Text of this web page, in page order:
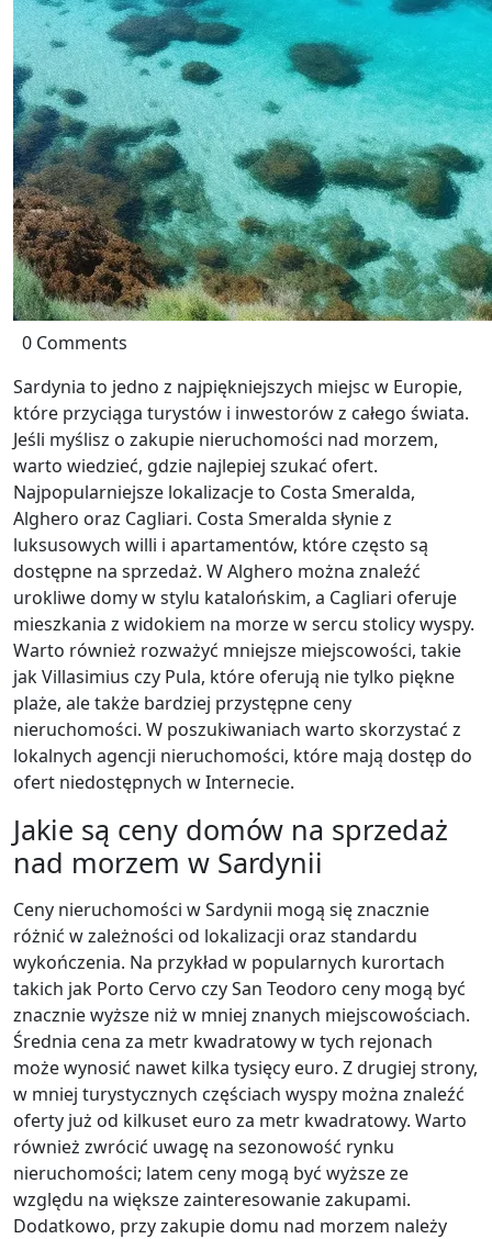
0 Comments
Sardynia to jedno z najpiękniejszych miejsc w Europie,
które przyciąga turystów i inwestorów z całego świata.
Jeśli myślisz o zakupie nieruchomości nad morzem,
warto wiedzieć, gdzie najlepiej szukać ofert.
Najpopularniejsze lokalizacje to Costa Smeralda,
Alghero oraz Cagliari. Costa Smeralda słynie z
luksusowych willi i apartamentów, które często są
dostępne na sprzedaż. W Alghero można znaleźć
urokliwe domy w stylu katalońskim, a Cagliari oferuje
mieszkania z widokiem na morze w sercu stolicy wyspy.
Warto również rozważyć mniejsze miejscowości, takie
jak Villasimius czy Pula, które oferują nie tylko piękne
plaże, ale także bardziej przystępne ceny
nieruchomości. W poszukiwaniach warto skorzystać z
lokalnych agencji nieruchomości, które mają dostęp do
ofert niedostępnych w Internecie.
Jakie są ceny domów na sprzedaż
nad morzem w Sardynii
Ceny nieruchomości w Sardynii mogą się znacznie
różnić w zależności od lokalizacji oraz standardu
wykończenia. Na przykład w popularnych kurortach
takich jak Porto Cervo czy San Teodoro ceny mogą być
znacznie wyższe niż w mniej znanych miejscowościach.
Średnia cena za metr kwadratowy w tych rejonach
może wynosić nawet kilka tysięcy euro. Z drugiej strony,
w mniej turystycznych częściach wyspy można znaleźć
oferty już od kilkuset euro za metr kwadratowy. Warto
również zwrócić uwagę na sezonowość rynku
nieruchomości; latem ceny mogą być wyższe ze
względu na większe zainteresowanie zakupami.
Dodatkowo, przy zakupie domu nad morzem należy